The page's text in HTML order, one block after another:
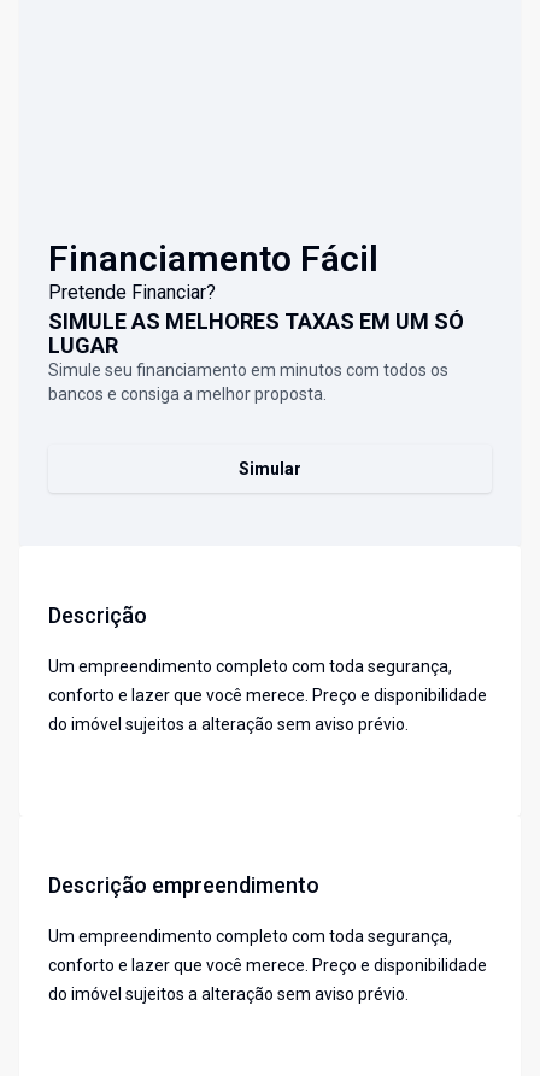
Financiamento Fácil
Pretende Financiar?
SIMULE AS MELHORES TAXAS EM UM SÓ
LUGAR
Simule seu financiamento em minutos com todos os
bancos e consiga a melhor proposta.
Simular
Descrição
Um empreendimento completo com toda segurança,
conforto e lazer que você merece. Preço e disponibilidade
do imóvel sujeitos a alteração sem aviso prévio.
Descrição empreendimento
Um empreendimento completo com toda segurança,
conforto e lazer que você merece. Preço e disponibilidade
do imóvel sujeitos a alteração sem aviso prévio.